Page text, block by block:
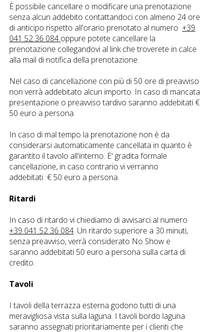
È possibile cancellare o modificare una prenotazione
senza alcun addebito contattandoci con almeno 24 ore
di anticipo rispetto all'orario prenotato al numero +39
041 52 36 084 oppure potete cancellare la
prenotazione collegandovi al link che troverete in calce
alla mail di notifica della prenotazione.
Nel caso di cancellazione con più di 50 ore di preavviso
non verrà addebitato alcun importo. In caso di mancata
presentazione o preavviso tardivo saranno addebitati €
50 euro a persona.
In caso di mal tempo la prenotazione non è da
considerarsi automaticamente cancellata in quanto è
garantito il tavolo all'interno. E' gradita formale
cancellazione, in caso contrario vi verranno
addebitati € 50 euro a persona.
Ritardi
In caso di ritardo vi chiediamo di avvisarci al numero
+39 041 52 36 084. Un ritardo superiore a 30 minuti,
senza preavviso, verrà considerato No Show e
saranno addebitati 50 euro a persona sulla carta di
credito.
Tavoli
I tavoli della terrazza esterna godono tutti di una
meravigliosa vista sulla laguna. I tavoli bordo laguna
saranno assegnati prioritariamente per i clienti che